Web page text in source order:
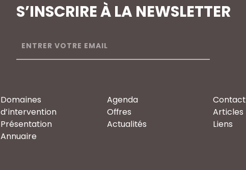
S’INSCRIRE À LA NEWSLETTER
Domaines
d’intervention
Présentation
Annuaire
Agenda
Offres
Actualités
Contact
Articles
Liens